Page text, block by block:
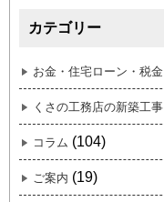
カテゴリー
お金・住宅ローン・税金
くさの工務店の新築工事
コラム (104)
ご案内 (19)